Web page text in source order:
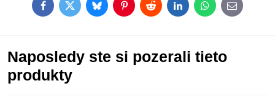
FacebookTwitterBlueskyPinterestRedditLinkedInWhatsApp
E-
mail
Naposledy ste si pozerali tieto
produkty